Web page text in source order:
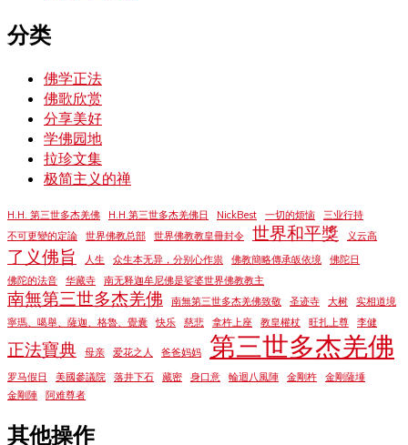
分类
佛学正法
佛歌欣赏
分享美好
学佛园地
拉珍文集
极简主义的禅
H.H. 第三世多杰羌佛 H.H.第三世多杰羌佛日 NickBest 一切的烦恼
三业行持
不可更變的定論
世界佛教总部 世界佛教教皇冊封令 世界和平獎 义云高
了义佛旨 人生 众生本无异，分别心作祟 佛教簡略傳承皈依境
佛陀日
佛陀的法音
华藏寺 南无释迦牟尼佛是娑婆世界佛教教主
南無第三世多杰羌佛 南無第三世多杰羌佛致敬 圣迹寺 大树
实相道境
寧瑪、噶舉、薩迦、格魯、覺囊
快乐 慈悲 拿杵上座 教皇權杖 旺扎上尊 李健
正法寶典 母亲 爱花之人 爸爸妈妈 第三世多杰羌佛
罗马假日 美國參議院 落井下石 藏密 身口意 輪迴八風陣 金剛杵
金剛薩埵
金剛陣
阿难尊者
其他操作